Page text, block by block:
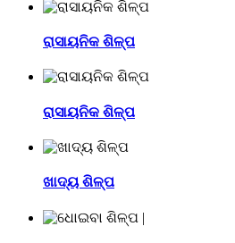
ରାସାୟନିକ ଶିଳ୍ପ
ରାସାୟନିକ ଶିଳ୍ପ
ଖାଦ୍ୟ ଶିଳ୍ପ